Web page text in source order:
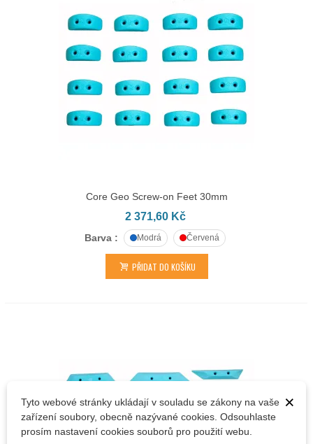
Core Geo Screw-on Feet 30mm
2 371,60 Kč
Barva : Modrá Červená
PŘIDAT DO KOŠÍKU
×
Tyto webové stránky ukládají v souladu se zákony na vaše
zařízení soubory, obecně nazývané cookies. Odsouhlaste
prosím nastavení cookies souborů pro použití webu.